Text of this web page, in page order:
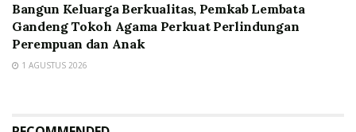
Bangun Keluarga Berkualitas, Pemkab Lembata
Gandeng Tokoh Agama Perkuat Perlindungan
Perempuan dan Anak
1 AGUSTUS 2026